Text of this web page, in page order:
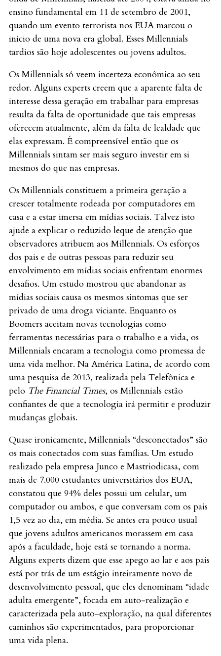
ensino fundamental em 11 de setembro de 2001,
quando um evento terrorista nos EUA marcou o
início de uma nova era global. Esses Millennials
tardios são hoje adolescentes ou jovens adultos.
Os Millennials só veem incerteza econômica ao seu
redor. Alguns experts creem que a aparente falta de
interesse dessa geração em trabalhar para empresas
resulta da falta de oportunidade que tais empresas
oferecem atualmente, além da falta de lealdade que
elas expressam. É compreensível então que os
Millennials sintam ser mais seguro investir em si
mesmos do que nas empresas.
Os Millennials constituem a primeira geração a
crescer totalmente rodeada por computadores em
casa e a estar imersa em mídias sociais. Talvez isto
ajude a explicar o reduzido leque de atenção que
observadores atribuem aos Millennials. Os esforços
dos pais e de outras pessoas para reduzir seu
envolvimento em mídias sociais enfrentam enormes
desafios. Um estudo mostrou que abandonar as
mídias sociais causa os mesmos sintomas que ser
privado de uma droga viciante. Enquanto os
Boomers aceitam novas tecnologias como
ferramentas necessárias para o trabalho e a vida, os
Millennials encaram a tecnologia como promessa de
uma vida melhor. Na América Latina, de acordo com
uma pesquisa de 2013, realizada pela Telefônica e
pelo The Financial Times, os Millennials estão
confiantes de que a tecnologia irá permitir e produzir
mudanças globais.
Quase ironicamente, Millennials “desconectados” são
os mais conectados com suas famílias. Um estudo
realizado pela empresa Junco e Mastriodicasa, com
mais de 7.000 estudantes universitários dos EUA,
constatou que 94% deles possui um celular, um
computador ou ambos, e que conversam com os pais
1,5 vez ao dia, em média. Se antes era pouco usual
que jovens adultos americanos morassem em casa
após a faculdade, hoje está se tornando a norma.
Alguns experts dizem que esse apego ao lar e aos pais
está por trás de um estágio inteiramente novo de
desenvolvimento pessoal, que eles denominam “idade
adulta emergente”, focada em auto-realização e
caracterizada pela auto-exploração, na qual diferentes
caminhos são experimentados, para proporcionar
uma vida plena.